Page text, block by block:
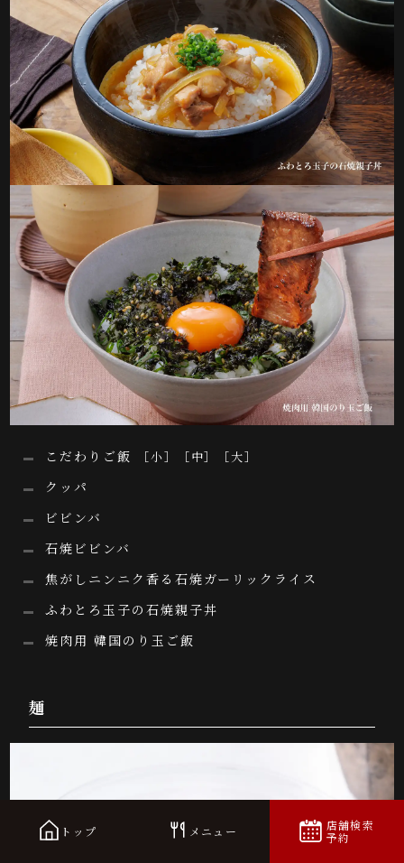
こだわりご飯 ［小］［中］［大］
クッパ
ビビンバ
石焼ビビンバ
焦がしニンニク香る石焼ガーリックライス
ふわとろ玉子の石焼親子丼
焼肉用 韓国のり玉ご飯
麺
トップ メニュー
店舗検索
予約